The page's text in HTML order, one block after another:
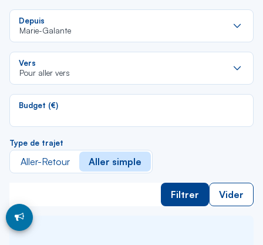
Depuis
Marie-Galante
Vers
Pour aller vers
Budget (€)
Type de trajet
Aller-Retour Aller simple
Filtrer Vider